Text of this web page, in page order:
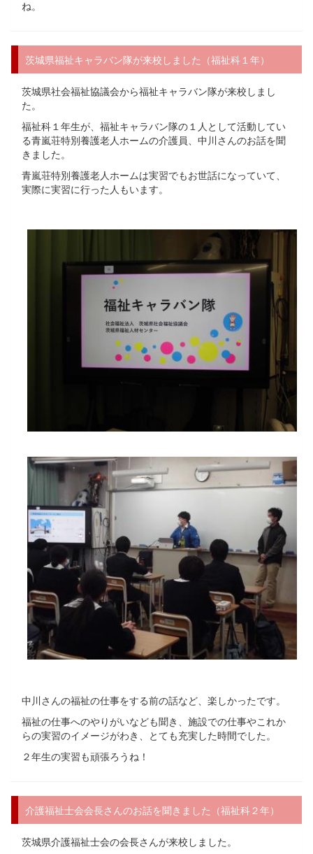
ね。
茨城県福祉キャラバン隊が来校しました（福祉科１年）
茨城県社会福祉協議会から福祉キャラバン隊が来校しまし
た。
福祉科１年生が、福祉キャラバン隊の１人として活動してい
る青嵐荘特別養護老人ホームの介護員、中川さんのお話を聞
きました。
青嵐荘特別養護老人ホームは実習でもお世話になっていて、
実際に実習に行った人もいます。
中川さんの福祉の仕事をする前の話など、楽しかったです。
福祉の仕事へのやりがいなども聞き、施設での仕事やこれか
らの実習のイメージがわき、とても充実した時間でした。
２年生の実習も頑張ろうね！
介護福祉士会会長さんのお話を聞きました（福祉科２年）
茨城県介護福祉士会の会長さんが来校しました。